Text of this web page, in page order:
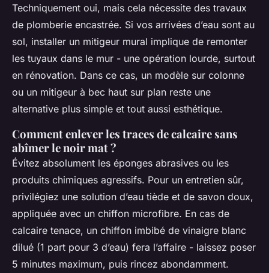
Techniquement oui, mais cela nécessite des travaux
de plomberie encastrée. Si vos arrivées d’eau sont au
sol, installer un mitigeur mural implique de remonter
les tuyaux dans le mur - une opération lourde, surtout
en rénovation. Dans ce cas, un modèle sur colonne
ou un mitigeur à bec haut sur plan reste une
alternative plus simple et tout aussi esthétique.
Comment enlever les traces de calcaire sans
abîmer le noir mat ?
Évitez absolument les éponges abrasives ou les
produits chimiques agressifs. Pour un entretien sûr,
privilégiez une solution d’eau tiède et de savon doux,
appliquée avec un chiffon microfibre. En cas de
calcaire tenace, un chiffon imbibé de vinaigre blanc
dilué (1 part pour 3 d’eau) fera l’affaire - laissez poser
5 minutes maximum, puis rincez abondamment.